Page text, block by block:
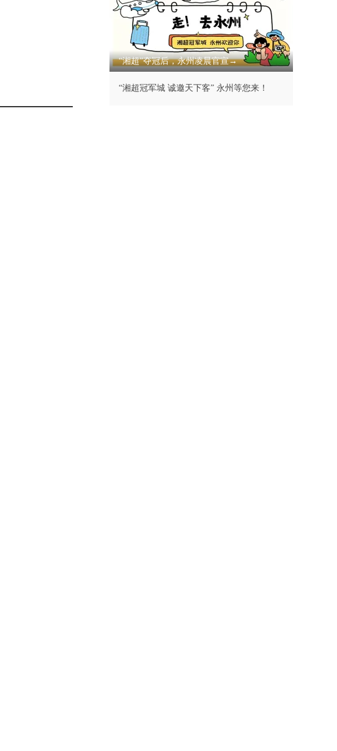
“湘超”夺冠后，永州凌晨官宣→
“湘超冠军城 诚邀天下客” 永州等您来！